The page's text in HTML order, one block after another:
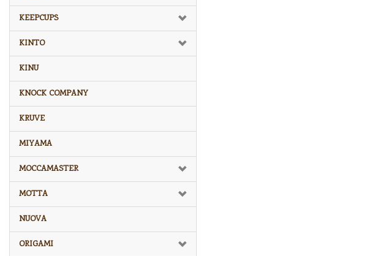
KEEPCUPS
KINTO
KINU
KNOCK COMPANY
KRUVE
MIYAMA
MOCCAMASTER
MOTTA
NUOVA
ORIGAMI